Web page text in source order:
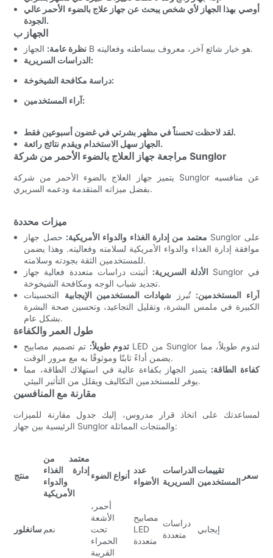
أوصي بهذا الجهاز لأي شخص يبحث عن جهاز علاج بالضوء الأحمر عالي
الجودة.
الجهاز ب
نظرة عامة:
الجهاز B هو خيار شائع آخر، معروف ببساطته وفعاليته.
الدراسات السريرية:
دراسة مكافحة الشيخوخة:
آراء المستخدمين:
لقد لاحظت تحسناً في مظهر بشرتي في غضون أسبوعين فقط.
الجهاز سهل الاستخدام ويقدم نتائج رائعة.
مراجعة جهاز العلاج بالضوء الأحمر من شركة Sunglor
يتميز جهاز العلاج بالضوء الأحمر من شركة Sunglor عن منافسيه
بفضل ميزاته المتقدمة ودعمه السريري.
ميزات محددة
معتمد من إدارة الغذاء والدواء الأمريكية: حصل جهاز Sunglor على
موافقة إدارة الغذاء والدواء الأمريكية لسلامته وفعاليته. وهذا يضمن
للمستخدمين الثقة بجودته وسلامته.
الأدلة السريرية: أثبتت دراسات متعددة فعالية جهاز Sunglor في
تجديد شباب الوجه ومكافحة الشيخوخة.
آراء المستخدمين: تُبرز شهادات المستخدمين الإيجابية التحسينات
الكبيرة في ملمس البشرة، وتقليل التجاعيد، وتحسين صحة البشرة
بشكل عام.
طول العمر والكفاءة
تدوم طويلاً: تم تصميم مصابيح LED من Sunglor لتدوم طويلاً، مما
يضمن أداءً ثابتًا وموثوقًا به مع مرور الوقت.
كفاءة الطاقة: يتميز الجهاز بكفاءة عالية في استهلاك الطاقة، مما
يوفر للمستخدمين التكاليف ويقلل من التأثير البيئي.
مقارنة مع المنافسين
لمساعدتك على اتخاذ قرار مدروس، إليك جدول مقارنة للميزات
الرئيسية بين جهاز Sunglor والمنتجات المماثلة:
منتج
معتمد من
إدارة الغذاء
والدواء
الأمريكية
أنواع الضوء
عدد
الأضواء
الدراسات
السريرية
تقييمات
المستخدمين
سعر
سانغلور نعم
أحمر،
الأشعة
تحت
الحمراء
القريبة
مصابيح
LED
متعددة
دراسات
متعددة
إيجابي